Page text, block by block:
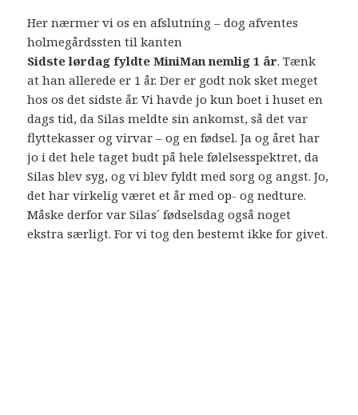
Her nærmer vi os en afslutning – dog afventes
holmegårdssten til kanten
Sidste lørdag fyldte MiniMan nemlig 1 år. Tænk
at han allerede er 1 år. Der er godt nok sket meget
hos os det sidste år. Vi havde jo kun boet i huset en
dags tid, da Silas meldte sin ankomst, så det var
flyttekasser og virvar – og en fødsel. Ja og året har
jo i det hele taget budt på hele følelsesspektret, da
Silas blev syg, og vi blev fyldt med sorg og angst. Jo,
det har virkelig været et år med op- og nedture.
Måske derfor var Silas´ fødselsdag også noget
ekstra særligt. For vi tog den bestemt ikke for givet.